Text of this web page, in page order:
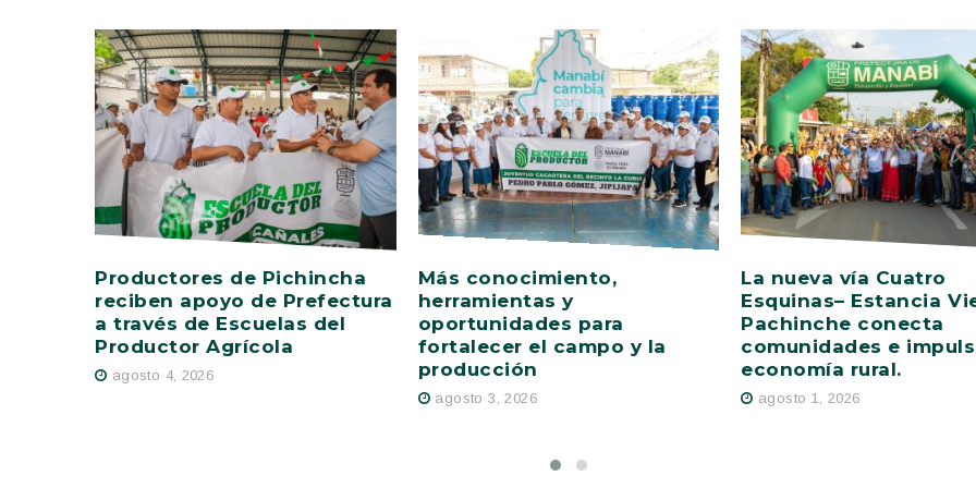
Productores de Pichincha
reciben apoyo de Prefectura
a través de Escuelas del
Productor Agrícola
agosto 4, 2026
Más conocimiento,
herramientas y
oportunidades para
fortalecer el campo y la
producción
agosto 3, 2026
La nueva vía Cuatro
Esquinas– Estancia
Pachinche conecta
comunidades e
economía rural.
agosto 1, 2026